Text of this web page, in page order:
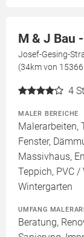
M & J Bau
Josef-Gesing-
(34km von
4
MALER BEREICHE
Malerarbeiten,
Fenster,
Massivhaus,
Teppich, PVC
Wintergarten
UMFANG
Beratung,